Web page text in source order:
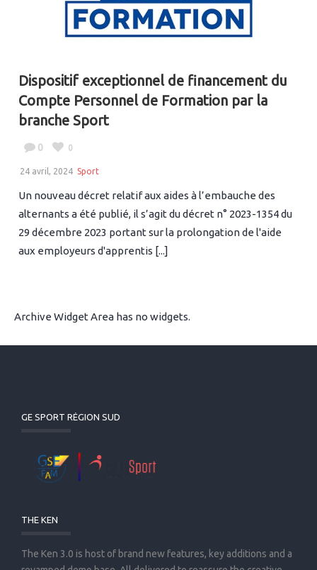
Dispositif exceptionnel de financement du
Compte Personnel de Formation par la
branche Sport
0 0
24 avril, 2024 Sport
Un nouveau décret relatif aux aides à l’embauche des
alternants a été publié, il s’agit du décret n° 2023-1354 du
29 décembre 2023 portant sur la prolongation de l'aide
aux employeurs d'apprentis [...]
Archive Widget Area has no widgets.
GE SPORT RÉGION SUD
THE KEN
The Ken 3.0 is host of brand new features, key additions and a